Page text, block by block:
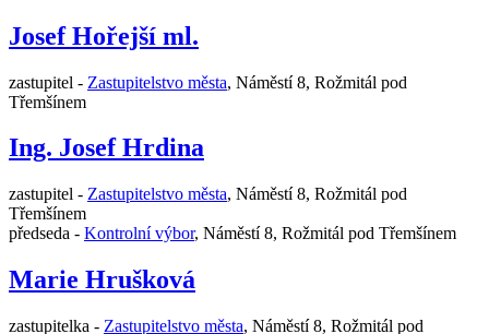
Josef Hořejší ml.
zastupitel - Zastupitelstvo města, Náměstí 8, Rožmitál pod
Třemšínem
Ing. Josef Hrdina
zastupitel - Zastupitelstvo města, Náměstí 8, Rožmitál pod
Třemšínem
předseda - Kontrolní výbor, Náměstí 8, Rožmitál pod Třemšínem
Marie Hrušková
zastupitelka - Zastupitelstvo města, Náměstí 8, Rožmitál pod